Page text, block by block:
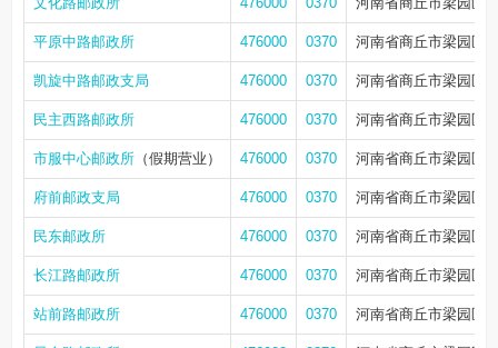
平原中路邮政所 476000 0370 河南省商丘市梁园区
凯旋中路邮政支局 476000 0370 河南省商丘市梁园区
民主西路邮政所 476000 0370 河南省商丘市梁园区
市服中心邮政所 （假期营业） 476000 0370 河南省商丘市梁园区
府前邮政支局 476000 0370 河南省商丘市梁园区
民东邮政所 476000 0370 河南省商丘市梁园区
长江路邮政所 476000 0370 河南省商丘市梁园区
站前路邮政所 476000 0370 河南省商丘市梁园区